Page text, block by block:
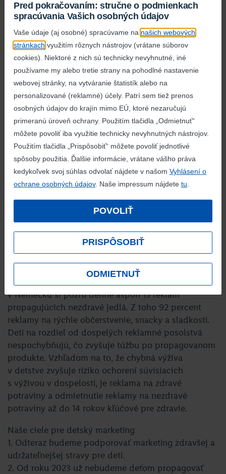
Pred pokračovaním: stručne o podmienkach
spracúvania Vašich osobných údajov
Vaše údaje (aj osobné) spracúvame na našich webových
stránkach využitím rôznych nástrojov (vrátane súborov
cookies). Niektoré z nich sú technicky nevyhnutné, iné
používame my alebo tretie strany na pohodlné nastavenie
webovej stránky, na vytváranie štatistík alebo na
personalizované (reklamné) účely. Patrí sem tiež prenos
osobných údajov do krajín mimo EÚ, ktoré nezaručujú
primeranú úroveň ochrany. Použitím tlačidla „Odmietnuť“
môžete povoliť iba využitie technicky nevyhnutných nástrojov.
Použitím tlačidla „Prispôsobiť“ môžete povoliť jednotlivé
spôsoby použitia. Ďalšie informácie, vrátane vášho práva
kedykoľvek svoj súhlas odvolať nájdete v našom Vyhlásení o
ochrane osobných údajov. Naše impressum nájdete tu.
POVOLIŤ
PRISPÔSOBIŤ
ODMIETNUŤ
komunikácia kľúčom k stále vedomejšiemu
Na základe týchto pilierov neustále podporujeme
ďalší rozvoj sortimentu produktov našej vlastnej
značky, aby sme našim zákazníkom umožnili kupovať
produkty, ktoré sú bezpečné, udržateľné, zdravé a
cenovo dostupné. Zdravšie sa stravovať znamená
zamerať sa na konzumáciu väčšieho množstva
ovocia, zeleniny a vlákniny a znížiť príjem soli, cukru
a nasýtených mastných kyselín. S našim stálym
sortimentom okolo 2.415 produktov vlastnej značky
ponúkame našim zákazníkom široký výber potravín
pre zdravý životný štýl. Náš sortiment navyše
neustále rozvíjame na základe najnovších vedeckých
poznatkov.
Detský marketing iba na zdravé
potraviny
Počet školákov s nadváhou v EÚ sa zvyšuje už 20
rokov. Deti a mladí ľudia používajúci médiá
v Nemecku si pozrú denne aspoň 15 reklám
propagujúcich nezdravé jedlá. Z toho 92 percent
reklamy na rýchle občerstvenie, snacky a sladkosti.
Deti na rozdiel od dospelých reklamné posolstvá
nespochybňujú, čo zvyšuje túžbu po propagovanom
produkte. Vzhľadom na to, že chybná výživa
v detstve zvyšuje riziko ochorení súvisiacich
s výživou v dospelosti, je reklama na zdravé
potraviny a odmietnutie reklamy na nezdravé
potraviny až do 14 rokov kľúčové pre zdravie.
Naše ciele pre detský marketing
1. Odteraz budeme podporovať marketing zdravšej a
udržateľnejšej stravy pre deti.
2. Od roku 2023 už nebudeme deťom propagovať